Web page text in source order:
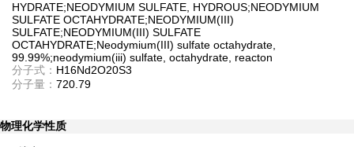
HYDRATE;NEODYMIUM SULFATE, HYDROUS;NEODYMIUM
SULFATE OCTAHYDRATE;NEODYMIUM(III)
SULFATE;NEODYMIUM(III) SULFATE
OCTAHYDRATE;Neodymium(III) sulfate octahydrate,
99.99%;neodymium(iii) sulfate, octahydrate, reacton
分子式： H16Nd2O20S3
分子量： 720.79
物理化学性质